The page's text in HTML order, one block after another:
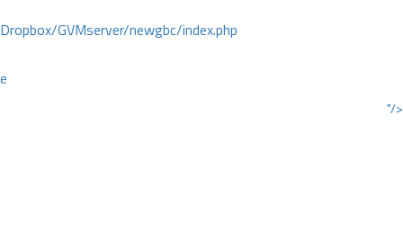
GVMserver/newgbc/index.php
"/>